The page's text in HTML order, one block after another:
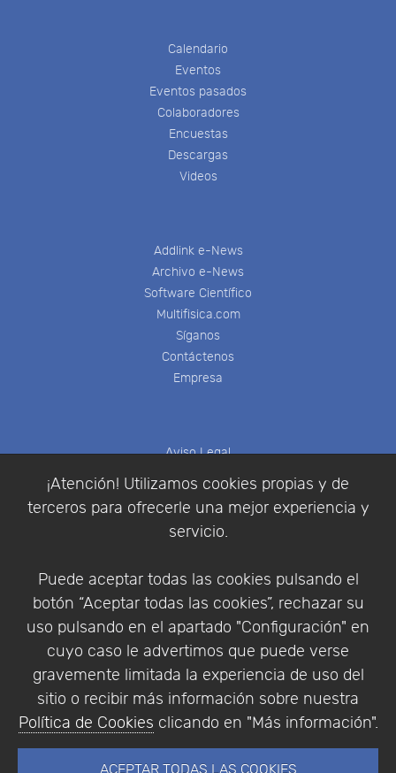
¡Atención! Utilizamos cookies propias y de
terceros para ofrecerle una mejor experiencia y
servicio.
Puede aceptar todas las cookies pulsando el
botón “Aceptar todas las cookies”, rechazar su
uso pulsando en el apartado "Configuración" en
cuyo caso le advertimos que puede verse
gravemente limitada la experiencia de uso del
sitio o recibir más información sobre nuestra
Política de Cookies clicando en "Más información".
Calendario
Eventos
Eventos pasados
Colaboradores
Encuestas
Descargas
Videos
Addlink e-News
Archivo e-News
Software Científico
Multifisica.com
Síganos
Contáctenos
Empresa
Aviso Legal
Condiciones de compra
Identificarse
Empresa|Aviso Legal| Política de Privacidad |
Política de Cookies
© Copyright 1994 - 2026. Addlink Software
Científico, S.L.